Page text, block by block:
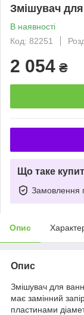
Змішувач для
В наявності
Код: 82251
2 054 ₴
Що таке
Замовлення
Опис
Опис
Змішувач для
має замінний
пластинами